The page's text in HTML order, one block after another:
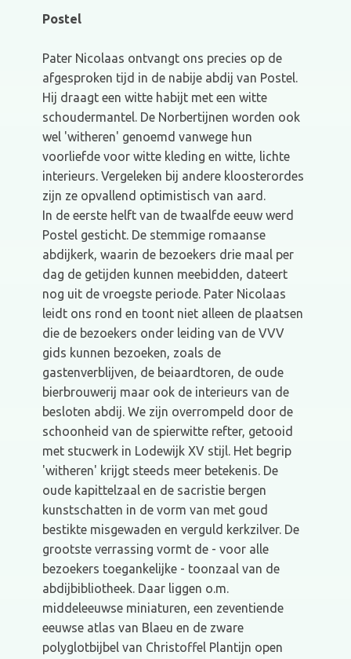
Postel
Pater Nicolaas ontvangt ons precies op de
afgesproken tijd in de nabije abdij van Postel.
Hij draagt een witte habijt met een witte
schoudermantel. De Norbertijnen worden ook
wel 'witheren' genoemd vanwege hun
voorliefde voor witte kleding en witte, lichte
interieurs. Vergeleken bij andere kloosterordes
zijn ze opvallend optimistisch van aard.
In de eerste helft van de twaalfde eeuw werd
Postel gesticht. De stemmige romaanse
abdijkerk, waarin de bezoekers drie maal per
dag de getijden kunnen meebidden, dateert
nog uit de vroegste periode. Pater Nicolaas
leidt ons rond en toont niet alleen de plaatsen
die de bezoekers onder leiding van de VVV
gids kunnen bezoeken, zoals de
gastenverblijven, de beiaardtoren, de oude
bierbrouwerij maar ook de interieurs van de
besloten abdij. We zijn overrompeld door de
schoonheid van de spierwitte refter, getooid
met stucwerk in Lodewijk XV stijl. Het begrip
'witheren' krijgt steeds meer betekenis. De
oude kapittelzaal en de sacristie bergen
kunstschatten in de vorm van met goud
bestikte misgewaden en verguld kerkzilver. De
grootste verrassing vormt de - voor alle
bezoekers toegankelijke - toonzaal van de
abdijbibliotheek. Daar liggen o.m.
middeleeuwse miniaturen, een zeventiende
eeuwse atlas van Blaeu en de zware
polyglotbijbel van Christoffel Plantijn open